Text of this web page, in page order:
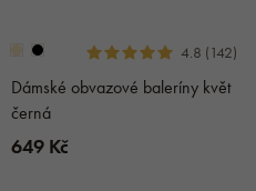
4.8 (142)
Dámské obvazové baleríny květ
černá
649 Kč